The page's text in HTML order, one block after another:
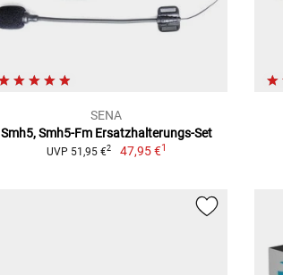
SENA
Smh5, Smh5-Fm Ersatzhalterungs-Set
UVP 51,95 €2 47,95 €1